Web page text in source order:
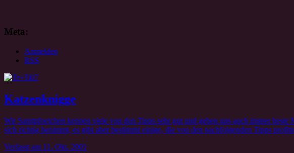
Meta:
Anmelden
RSS
Katzenknigge
Wir Samtpfoetchen kennen viele von den Tipps sehr gut und geben uns auch immer
sich richtig benimmt, es gibt aber bestimmt einige, die von den nachfolgenden Tipps
Verfasst am 11. Okt. 2001